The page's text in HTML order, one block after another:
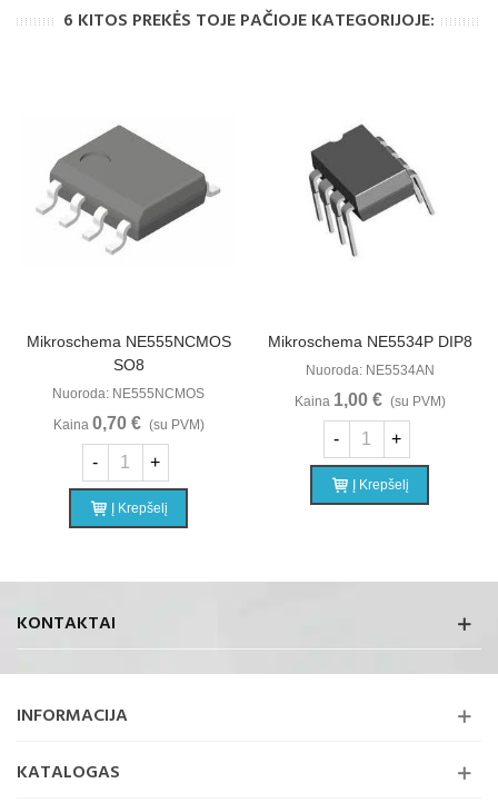
6 KITOS PREKĖS TOJE PAČIOJE KATEGORIJOJE:
Mikroschema NE555NCMOS
SO8
Nuoroda: NE555NCMOS
Kaina 0,70 € (su PVM)
- +
Į Krepšelį
Mikroschema NE5534P DIP8
Nuoroda: NE5534AN
Kaina 1,00 € (su PVM)
- +
Į Krepšelį
KONTAKTAI
INFORMACIJA
KATALOGAS